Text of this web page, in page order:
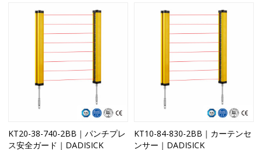
KT20-38-740-2BB｜パンチプレ
ス安全ガード｜DADISICK
KT10-84-830-2BB｜カーテンセ
ンサー｜DADISICK